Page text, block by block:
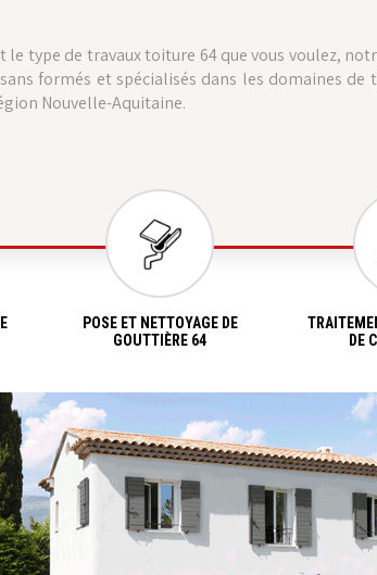
type de travaux toiture 64 que vous voulez,
formés et spécialisés dans les domaines de
Nouvelle-Aquitaine.
POSE ET NETTOYAGE DE
GOUTTIÈRE 64
DE